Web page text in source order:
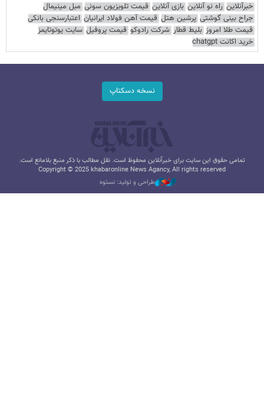
خبرآنلاین راه نو آنلاین بازی آنلاین قیمت تلویزیون سونی مبل مینیمال
جراح بینی گوشتی پرشین هتل قیمت آهن فولاد ایرانیان اعتبارسنجی بانکی
قیمت طلا امروز بلیط قطار شرکت رادوکو قیمت پروفیل سایت یوتوتایمز
خرید اکانت chatgpt
نسخه دسکتاپ
تمامی حقوق این سایت برای خبرآنلاین محفوظ است. نقل مطالب با ذکر منبع بلامانع است.
Copyright © 2025 khabaronline News Agancy, All rights reserved
طراحی و تولید: نستوه